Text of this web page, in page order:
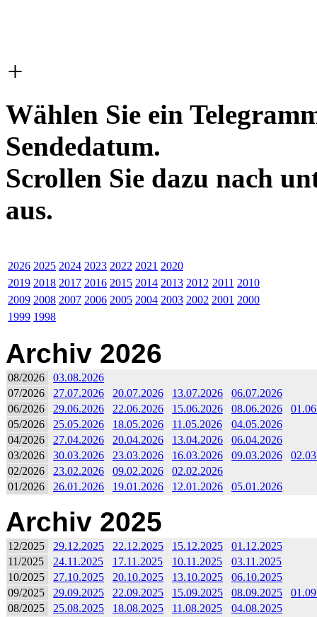
+
Wählen Sie ein
Sendedatum.
Scrollen Sie dazu nach
aus.
2026 2025 2024 2023 2022 2021 2020
2019 2018 2017 2016 2015 2014 2013 2012 2011 2010
2009 2008 2007 2006 2005 2004 2003 2002 2001 2000
1999 1998
Archiv 2026
08/2026
03.08.2026
07/2026
27.07.2026 20.07.2026 13.07.2026
06.07.2026
06/2026
29.06.2026 22.06.2026 15.06.2026 08.06.2026
05/2026
25.05.2026 18.05.2026 11.05.2026
04.05.2026
04/2026
27.04.2026 20.04.2026 13.04.2026
06.04.2026
03/2026
30.03.2026 23.03.2026 16.03.2026 09.03.2026
02/2026
23.02.2026 09.02.2026
02.02.2026
01/2026
26.01.2026 19.01.2026 12.01.2026 05.01.2026
Archiv 2025
12/2025 29.12.2025 22.12.2025 15.12.2025
01.12.2025
11/2025
24.11.2025 17.11.2025 10.11.2025
03.11.2025
10/2025
27.10.2025 20.10.2025 13.10.2025
06.10.2025
09/2025
29.09.2025 22.09.2025 15.09.2025 08.09.2025
08/2025
25.08.2025 18.08.2025 11.08.2025
04.08.2025